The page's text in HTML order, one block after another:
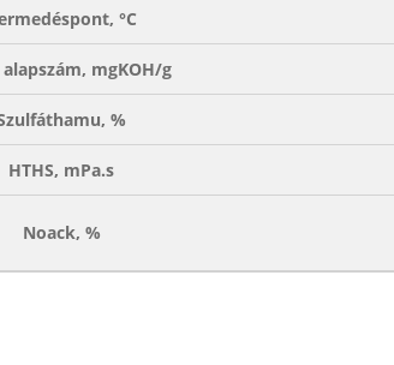
°C
alapszám, mgKOH/g
%
HTHS, mPa.s
Noack, %